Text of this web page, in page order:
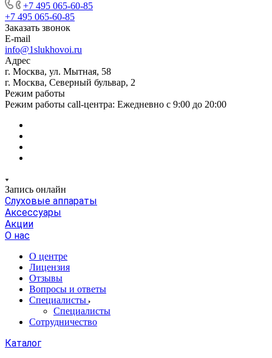
+7 495 065-60-85
+7 495 065-60-85
Заказать звонок
E-mail
info@1slukhovoi.ru
Адрес
г. Москва, ул. Мытная, 58
г. Москва, Северный бульвар, 2
Режим работы
Режим работы call-центра: Ежедневно с 9:00 до 20:00
Запись онлайн
Слуховые аппараты
Аксессуары
Акции
О нас
О центре
Лицензия
Отзывы
Вопросы и ответы
Специалисты
Специалисты
Сотрудничество
Каталог